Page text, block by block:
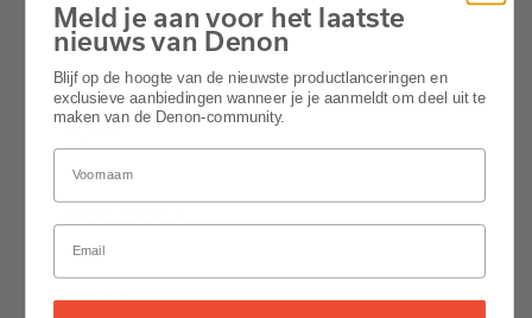
Network
HDMI
Others
Meld je aan voor het laatste
nieuws van Denon
Blijf op de hoogte van de nieuwste productlanceringen en
exclusieve aanbiedingen wanneer je je aanmeldt om deel uit te
maken van de Denon-community.